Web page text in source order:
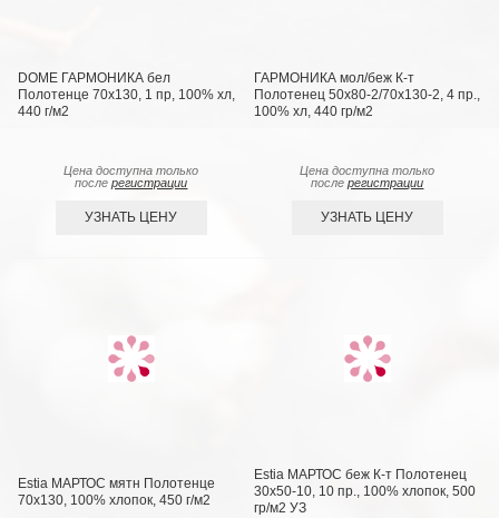
DOME ГАРМОНИКА бел
Полотенце 70x130, 1 пр, 100% хл,
440 г/м2
Цена доступна только
послерегистрации
УЗНАТЬ ЦЕНУ
ГАРМОНИКА мол/беж К-т
Полотенец 50х80-2/70х130-2, 4 пр.,
100% хл, 440 гр/м2
Цена доступна только
послерегистрации
УЗНАТЬ ЦЕНУ
Estia МАРТОС мятн Полотенце
70х130, 100% хлопок, 450 г/м2
Estia МАРТОС беж К-т Полотенец
30х50-10, 10 пр., 100% хлопок, 500
гр/м2 УЗ